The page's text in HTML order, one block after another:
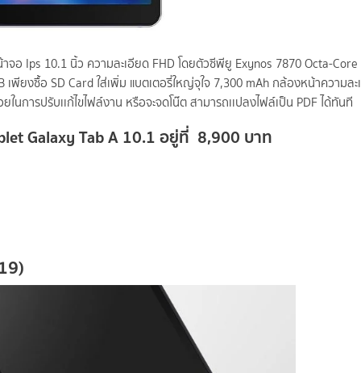
อ Ips 10.1 นิ้ว ความละเอียด FHD โดยตัวซีพียู Exynos 7870 Octa-Core
พียงซื้อ SD Card ใส่เพิ่ม แบตเตอรี่ใหญ่จุใจ 7,300 mAh กล้องหน้าความละ
การปรับเเก้ไขไฟล์งาน หรือจะจดโน๊ต สามารถเเปลงไฟล์เป็น PDF ได้ทันที
Galaxy Tab A 10.1 อยู่ที่ 8,900 บาท